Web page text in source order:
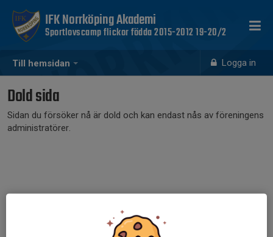
Till hemsidan Logga in
IFK Norrköping Akademi
Sportlovscamp flickor födda 2015-2012 19-20/2
Dold sida
Sidan du försöker nå är dold och kan endast nås av föreningens
administratörer.